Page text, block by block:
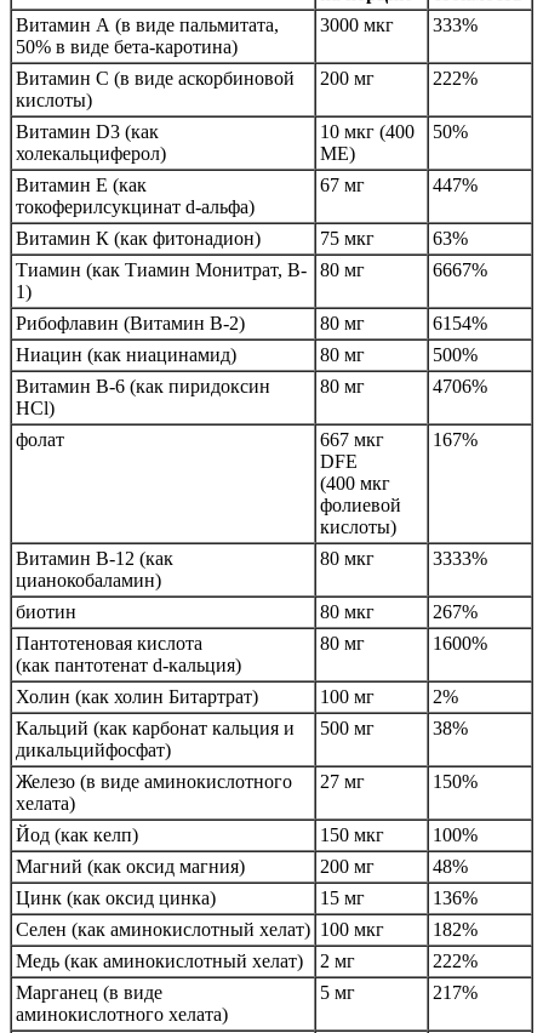
Витамин А (в виде пальмитата,
50% в виде бета-каротина)
3000 мкг 333%
Витамин С (в виде аскорбиновой
кислоты)
200 мг 222%
Витамин D3 (как
холекальциферол)
10 мкг (400
МЕ)
50%
Витамин Е (как
токоферилсукцинат d-альфа)
67 мг 447%
Витамин К (как фитонадион) 75 мкг
63%
Тиамин (как Тиамин Монитрат, B-
1)
80 мг 6667%
Рибофлавин (Витамин В-2) 80 мг
6154%
Ниацин (как ниацинамид)
80 мг
500%
Витамин B-6 (как пиридоксин
HCl)
80 мг 4706%
фолат
667 мкг
DFE
(400 мкг
фолиевой
кислоты)
167%
Витамин В-12 (как
цианокобаламин)
80 мкг 3333%
биотин 80 мкг
267%
Пантотеновая кислота
(как пантотенат d-кальция)
80 мг 1600%
Холин (как холин Битартрат) 100 мг
2%
Кальций (как карбонат кальция и
дикальцийфосфат)
500 мг 38%
Железо (в виде аминокислотного
хелата)
27 мг 150%
Йод (как келп) 150 мкг
100%
Магний (как оксид магния)
200 мг
48%
Цинк (как оксид цинка)
15 мг
136%
Селен (как аминокислотный хелат) 100 мкг
182%
Медь (как аминокислотный хелат)
2 мг
222%
Марганец (в виде
аминокислотного хелата)
5 мг 217%